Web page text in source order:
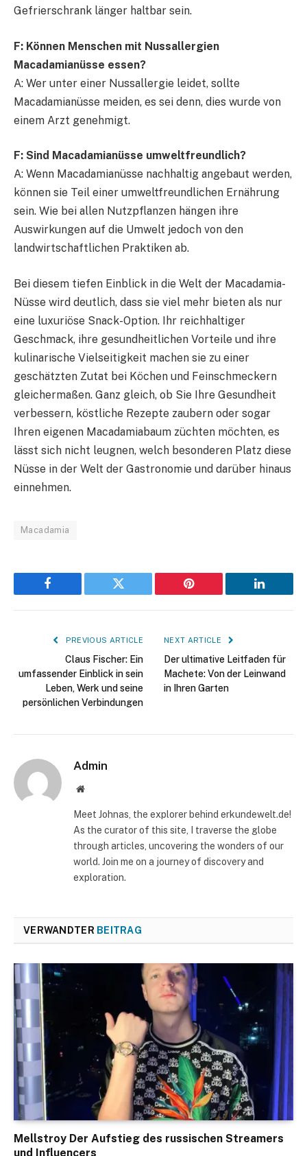
Gefrierschrank länger haltbar sein.
F: Können Menschen mit Nussallergien
Macadamianüsse essen?
A: Wer unter einer Nussallergie leidet, sollte
Macadamianüsse meiden, es sei denn, dies wurde von
einem Arzt genehmigt.
F: Sind Macadamianüsse umweltfreundlich?
A: Wenn Macadamianüsse nachhaltig angebaut werden,
können sie Teil einer umweltfreundlichen Ernährung
sein. Wie bei allen Nutzpflanzen hängen ihre
Auswirkungen auf die Umwelt jedoch von den
landwirtschaftlichen Praktiken ab.
Bei diesem tiefen Einblick in die Welt der Macadamia-
Nüsse wird deutlich, dass sie viel mehr bieten als nur
eine luxuriöse Snack-Option. Ihr reichhaltiger
Geschmack, ihre gesundheitlichen Vorteile und ihre
kulinarische Vielseitigkeit machen sie zu einer
geschätzten Zutat bei Köchen und Feinschmeckern
gleichermaßen. Ganz gleich, ob Sie Ihre Gesundheit
verbessern, köstliche Rezepte zaubern oder sogar
Ihren eigenen Macadamiabaum züchten möchten, es
lässt sich nicht leugnen, welch besonderen Platz diese
Nüsse in der Welt der Gastronomie und darüber hinaus
einnehmen.
Macadamia
Facebook Twitter Pinterest LinkedIn
PREVIOUS ARTICLE
Claus Fischer: Ein
umfassender Einblick in sein
Leben, Werk und seine
persönlichen Verbindungen
NEXT ARTICLE
Der ultimative Leitfaden für
Machete: Von der Leinwand
in Ihren Garten
Admin
Website
Meet Johnas, the explorer behind erkundewelt.de!
As the curator of this site, I traverse the globe
through articles, uncovering the wonders of our
world. Join me on a journey of discovery and
exploration.
VERWANDTER BEITRAG
Mellstroy Der Aufstieg des russischen Streamers
und Influencers